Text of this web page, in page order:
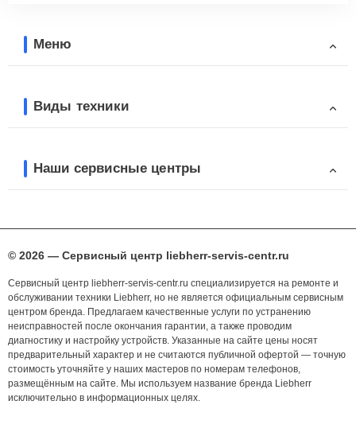
Меню
Виды техники
Наши сервисные центры
© 2026 — Сервисный центр liebherr-servis-centr.ru
Сервисный центр liebherr-servis-centr.ru специализируется на ремонте и
обслуживании техники Liebherr, но не является официальным сервисным
центром бренда. Предлагаем качественные услуги по устранению
неисправностей после окончания гарантии, а также проводим
диагностику и настройку устройств. Указанные на сайте цены носят
предварительный характер и не считаются публичной офертой — точную
стоимость уточняйте у наших мастеров по номерам телефонов,
размещённым на сайте. Мы используем название бренда Liebherr
исключительно в информационных целях.